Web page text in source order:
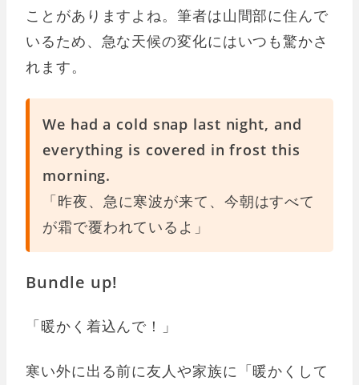
ことがありますよね。筆者は山間部に住んで
いるため、急な天候の変化にはいつも驚かさ
れます。
We had a cold snap last night, and
everything is covered in frost this
morning.
「昨夜、急に寒波が来て、今朝はすべて
が霜で覆われているよ」
Bundle up!
「暖かく着込んで！」
寒い外に出る前に友人や家族に「暖かくして